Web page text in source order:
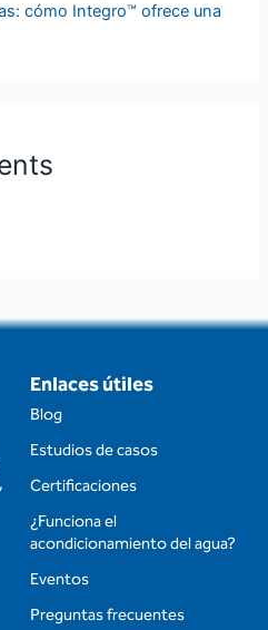
cómo Integro™ ofrece una
Enlaces útiles
Blog
Estudios de casos
Certificaciones
¿Funciona el
acondicionamiento del agua?
Eventos
Preguntas frecuentes